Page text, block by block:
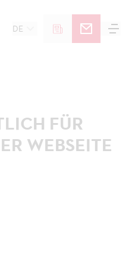
DE
FÜR
WEBSEITE